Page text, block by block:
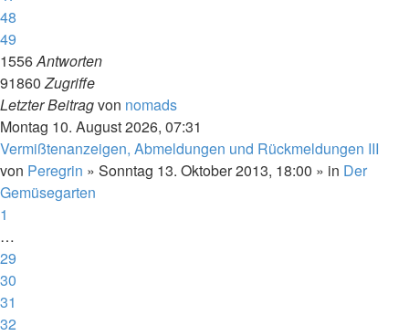
48
49
1556Antworten
91860Zugriffe
Letzter Beitragvon nomads
Montag 10. August 2026, 07:31
Vermißtenanzeigen, Abmeldungen und Rückmeldungen III
von Peregrin » Sonntag 13. Oktober 2013, 18:00 » in Der
Gemüsegarten
1
…
29
30
31
32